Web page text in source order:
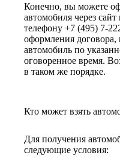
Конечно, вы можете
автомобиля через
телефону +7 (495) 7-
оформления
автомобиль по
оговоренное время.
в таком же порядке.
Кто может взять
Для получения
следующие условия: